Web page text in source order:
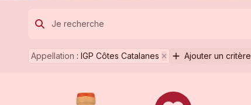
Appellation : IGP Côtes Catalanes Ajouter un critère